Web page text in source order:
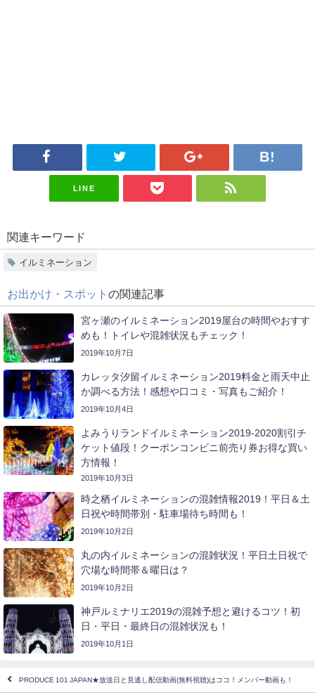
LINE
関連キーワード
イルミネーション
お出かけ・スポット の関連記事
宮ヶ瀬のイルミネーション2019屋台の時間やおすす
めも！トイレや混雑状況もチェック！
2019年10月7日
カレッタ汐留イルミネーション2019料金と雨天中止
か調べる方法！感想や口コミ・写真もご紹介！
2019年10月4日
よみうりランドイルミネーション2019-2020割引チ
ケット値段！クーポンコンビニ前売り券お得な買い
方情報！
2019年10月3日
時之栖イルミネーションの混雑情報2019！平日＆土
日祝や時間帯別・駐車場待ち時間も！
2019年10月2日
丸の内イルミネーションの混雑状況！平日土日祝で
穴場な時間帯＆曜日は？
2019年10月2日
神戸ルミナリエ2019の混雑予想と避けるコツ！初
日・平日・最終日の混雑状況も！
2019年10月1日
PRODUCE 101 JAPAN★放送日と見逃し配信動画(無料視聴)はココ！メンバー動画も！